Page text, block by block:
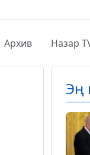
Архив Назар
Эң